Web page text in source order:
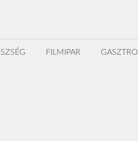
FILMIPAR GASZTRO